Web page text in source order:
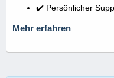
✔️ Persönlicher
Mehr erfahren